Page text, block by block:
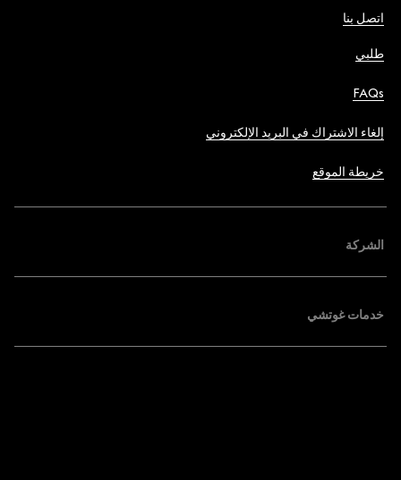
اتصل بنا
طلبي
FAQs
إلغاء الاشتراك في البريد الإلكتروني
خريطة الموقع
الشركة
خدمات غوتشي